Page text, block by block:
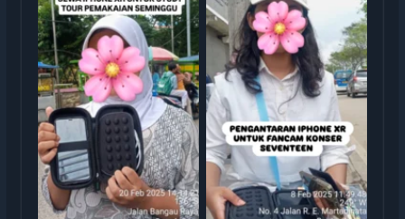
Serah Terima Sewa iPhone
TransGO
Serah Terima Sewa iPhone
XR Konser Seventeen